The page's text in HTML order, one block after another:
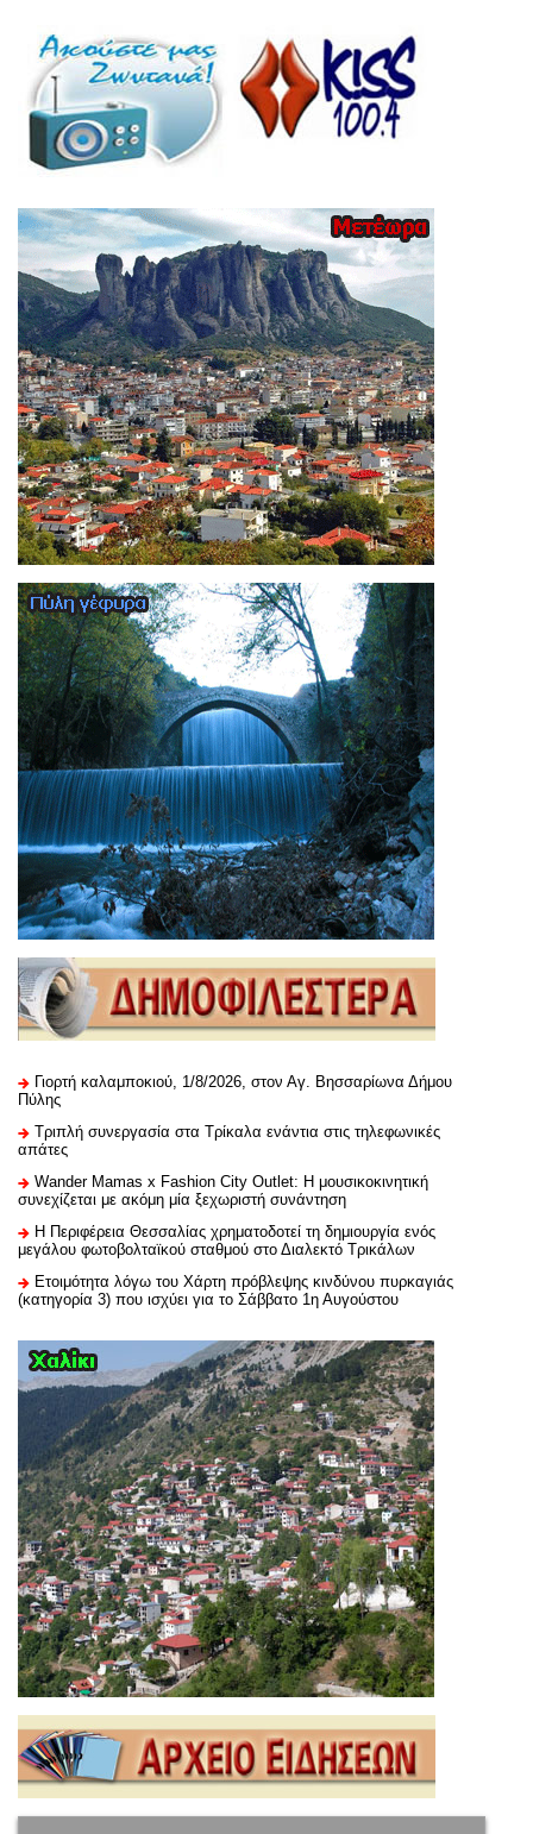
Γιορτή καλαμποκιού, 1/8/2026, στον Αγ. Βησσαρίωνα Δήμου
Πύλης
Τριπλή συνεργασία στα Τρίκαλα ενάντια στις τηλεφωνικές
απάτες
Wander Mamas x Fashion City Outlet: Η μουσικοκινητική
συνεχίζεται με ακόμη μία ξεχωριστή συνάντηση
H Περιφέρεια Θεσσαλίας χρηματοδοτεί τη δημιουργία ενός
μεγάλου φωτοβολταϊκού σταθμού στο Διαλεκτό Τρικάλων
Ετοιμότητα λόγω του Χάρτη πρόβλεψης κινδύνου πυρκαγιάς
(κατηγορία 3) που ισχύει για το Σάββατο 1η Αυγούστου